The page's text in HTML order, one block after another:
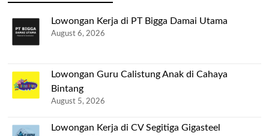
Lowongan Kerja di PT Bigga Damai Utama
August 6, 2026
Lowongan Guru Calistung Anak di Cahaya
Bintang
August 5, 2026
Lowongan Kerja di CV Segitiga Gigasteel